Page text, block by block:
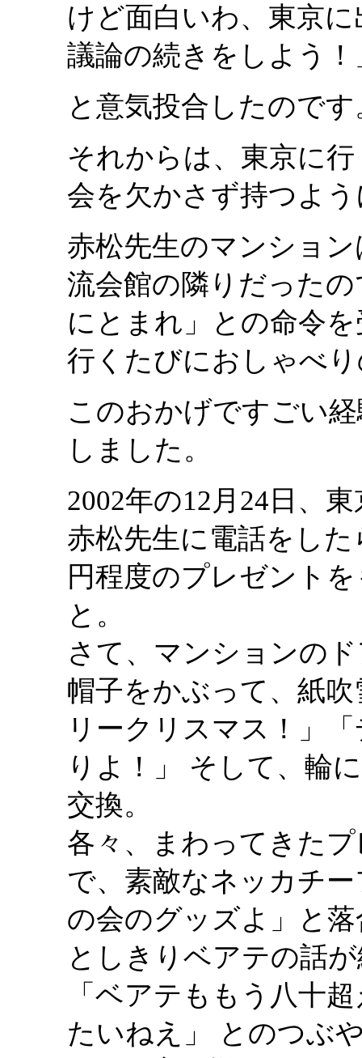
けど面白いわ、東京
議論の続きをしよう！
と意気投合したのです
それからは、東京に
会を欠かさず持つよ
赤松先生のマンショ
流会館の隣りだった
にとまれ」との命令
行くたびにおしゃべ
このおかげですごい
しました。
2002年の12月24日、
赤松先生に電話をし
円程度のプレゼント
と。
さて、マンションの
帽子をかぶって、紙
リークリスマス！」
りよ！」 そして、輪
交換。
各々、まわってきた
で、素敵なネッカチ
の会のグッズよ」と
としきりベアテの話
「ベアテももう八十
たいねえ」 とのつぶ